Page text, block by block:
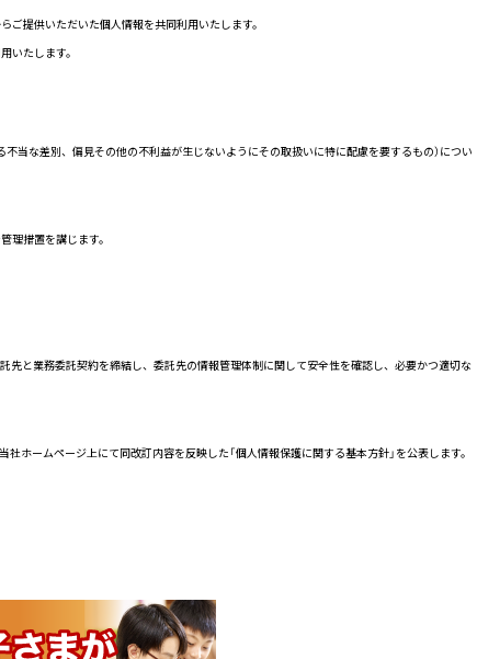
提供いただいた個人情報を共同利用いたします。
いたします。
当な差別、偏見その他の不利益が生じないようにその取扱いに特に配慮を要するもの）につい
理措置を講じます。
と業務委託契約を締結し、委託先の情報管理体制に関して安全性を確認し、必要かつ適切な
ームページ上にて同改訂内容を反映した「個人情報保護に関する基本方針」を公表します。